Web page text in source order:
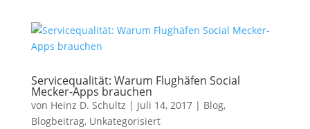
Servicequalität: Warum Flughäfen Social
Mecker-Apps brauchen
von Heinz D. Schultz | Juli 14, 2017| Blog,
Blogbeitrag, Unkategorisiert